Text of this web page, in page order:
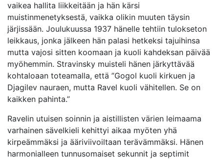
vaikea hallita liikkeitään ja hän kärsi
muistinmenetyksestä, vaikka olikin muuten täysin
järjissään. Joulukuussa 1937 hänelle tehtiin tulokseton
leikkaus, jonka jälkeen hän palasi hetkeksi tajuihinsa
mutta vajosi sitten koomaan ja kuoli kahdeksan päivää
myöhemmin. Stravinsky muisteli hänen järkyttävää
kohtaloaan toteamalla, että ”Gogol kuoli kirkuen ja
Djagilev nauraen, mutta Ravel kuoli vähitellen. Se on
kaikken pahinta.”
Ravelin utuisen soinnin ja aistillisten värien leimaama
varhainen sävelkieli kehittyi aikaa myöten yhä
kirpeämmäksi ja ääriviivoiltaan terävämmäksi. Hänen
harmonialleen tunnusomaiset sekunnit ja septimit